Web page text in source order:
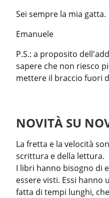
Sei sempre la mia gatta.
Emanuele
P.S.: a proposito
sapere che non riesco
mettere il braccio fuori
NOVITÀ SU
La fretta e la velocità
scrittura e della lettura.
I libri hanno bisogno di
essere visti. Essi hanno
fatta di tempi lunghi,